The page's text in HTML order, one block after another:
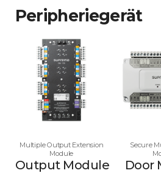
Peripheriegerät
Multiple Output Extension
Module
Output Module
Secure
Door